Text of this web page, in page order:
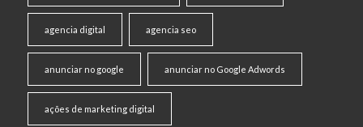
agencia digital agencia seo
anunciar no google anunciar no Google Adwords
ações de marketing digital